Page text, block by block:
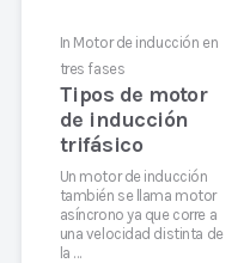
In Motor de inducción en
tres fases
Tipos de motor
de inducción
trifásico
Un motor de inducción
también se llama motor
asíncrono ya que corre a
una velocidad distinta de
la …